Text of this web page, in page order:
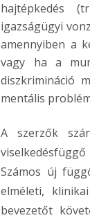
hajtépkedés
igazságügyi
amennyiben a
vagy ha a
diszkrimináció
mentális
A szerzők
Számos új
elméleti,
bevezetőt